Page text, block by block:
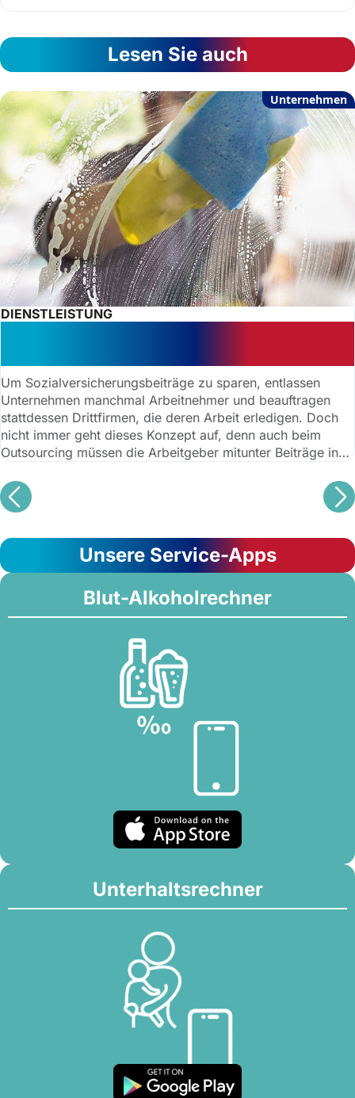
Lesen Sie auch
Unternehmen
DIENSTLEISTUNG
Um Sozialversicherungsbeiträge zu sparen, entlassen
Unternehmen manchmal Arbeitnehmer und beauftragen
stattdessen Drittfirmen, die deren Arbeit erledigen. Doch
nicht immer geht dieses Konzept auf, denn auch beim
Outsourcing müssen die Arbeitgeber mitunter Beiträge in
Unsere Service-Apps
Blut-Alkoholrechner
Unterhaltsrechner